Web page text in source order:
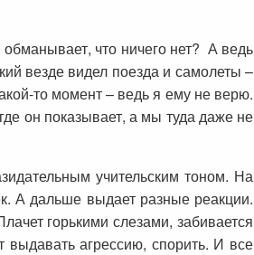
обманывает, что ничего нет? А ведь
везде видел поезда и самолеты –
то момент – ведь я ему не верю.
он показывает, а мы туда даже не
учительским тоном. На
А дальше выдает разные реакции.
горькими слезами, забивается
выдавать агрессию, спорить. И все